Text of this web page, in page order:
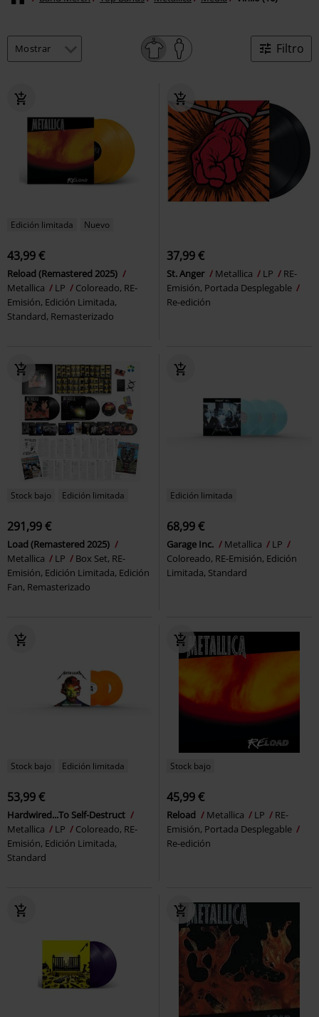
Filtro
Edición limitada Nuevo
43,99 €
Reload (Remastered 2025)
Metallica
LP
Coloreado, RE-
Emisión, Edición Limitada,
Standard, Remasterizado
37,99 €
St. Anger Metallica LP
RE-
Emisión, Portada Desplegable
Re-edición
Stock bajo Edición limitada
291,99 €
Load (Remastered 2025)
Metallica
LP
Box Set, RE-
Emisión, Edición Limitada, Edición
Fan, Remasterizado
Edición limitada
68,99 €
Garage Inc. Metallica
LP
Coloreado, RE-Emisión, Edición
Limitada, Standard
Stock bajo Edición limitada
53,99 €
Hardwired...To Self-Destruct
Metallica
LP
Coloreado, RE-
Emisión, Edición Limitada,
Standard
Stock bajo
45,99 €
Reload Metallica LP
RE-
Emisión, Portada Desplegable
Re-edición